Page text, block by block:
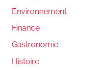
Environnement
Finance
Gastronomie
Histoire